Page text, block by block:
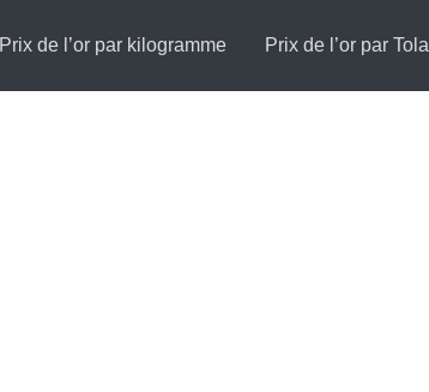
Prix de l’or par kilogramme Prix de l’or par Tola